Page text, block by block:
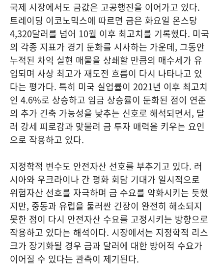
국제 시장에서도 금값은 고공행진을 이어가고 있다.
트레이딩 이코노믹스에 따르면 금은 화요일 온스당
4,320달러를 넘어 10월 이후 최고치를 기록했다. 미국
의 각종 지표가 경기 둔화를 시사하는 가운데, 그동안
누적된 차익 실현 매물을 상쇄할 만큼의 매수세가 유
입되며 사상 최고가 재도전 흐름이 다시 나타나고 있
다는 평가다. 특히 미국 실업률이 2021년 이후 최고치
인 4.6%로 상승하고 임금 상승률이 둔화된 점이 연준
의 추가 긴축 가능성을 낮추는 신호로 해석되면서, 달
러 강세 피로감과 맞물려 금 투자 매력을 키우는 요인
으로 작용하고 있다.
지정학적 변수도 안전자산 선호를 부추기고 있다. 러
시아와 우크라이나 간 평화 회담 기대가 일시적으로
위험자산 선호를 자극하며 금 수요를 약화시키는 듯했
지만, 중동과 유럽을 둘러싼 긴장이 완전히 해소되지
못한 점이 다시 안전자산 수요를 고정시키는 방향으로
작용하고 있다는 해석이다. 시장에서는 지정학적 리스
크가 장기화될 경우 금과 달러에 대한 방어적 수요가
이어질 수 있다는 관측이 제기된다.